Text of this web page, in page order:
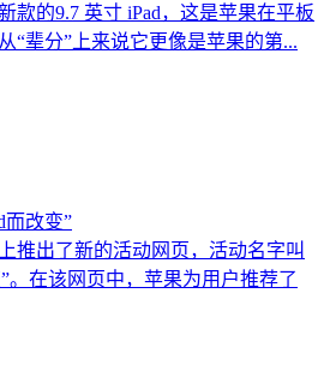
款的9.7 英寸 iPad，这是苹果在平板
“辈分”上来说它更像是苹果的第...
而改变”
推出了新的活动网页，活动名字叫
。在该网页中，苹果为用户推荐了